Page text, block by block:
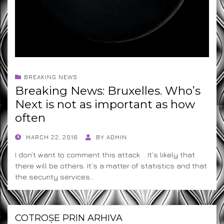
BREAKING NEWS
Breaking News: Bruxelles. Who’s
Next is not as important as how
often
POSTEDMARCH 22, 2016 BY ADMIN
I don’t want to comment this attack . It’s likely that
there will be others. It’s a matter of statistics and that
the security services…
COTROȘE PRIN ARHIVA